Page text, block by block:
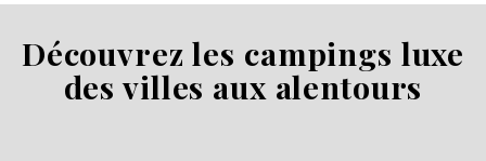
★ 4.3/5 (4497 avis)
Aucune information tarifaire disponible
Découvrir
Découvrez les campings luxe
des villes aux alentours